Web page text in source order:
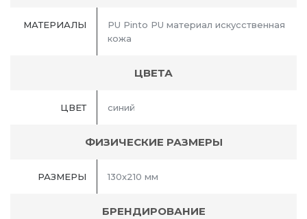
МАТЕРИАЛЫ
PU Pinto PU материал искусственная
кожа
ЦВЕТА
ЦВЕТ синий
ФИЗИЧЕСКИЕ РАЗМЕРЫ
РАЗМЕРЫ 130x210 мм
БРЕНДИРОВАНИЕ